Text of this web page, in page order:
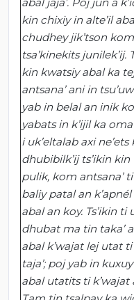
kin chixiyin alte’il
chudhey jik’tson kom
tsa’kinekits junilek’ij.
kin kwatsiy abalka
antsana’ ani in tsu’uw
yabin belalan inik
yabatsin k’ijilka
i uk’eltalab axi ne’ets
dhubibilk’ij ts’ikinkin
pulik, kom antsana’ ti
baliy patalan k’apnél
abalan koy. Ts’ikin ti
dhubatma tin taka’
abal k’wajat lej utat ti
taja’;poj yabin kuxuy
abal utatits ti k’wajat